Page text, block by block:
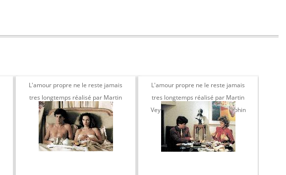
L'amour propre ne le reste jamais
tres longtemps réalisé par Martin
Veyron, 1985
L'amour propre ne le reste jamais
tres longtemps réalisé par Martin
Veyron, 1985 Jean Claude Dauphin
et Corinne Touzet